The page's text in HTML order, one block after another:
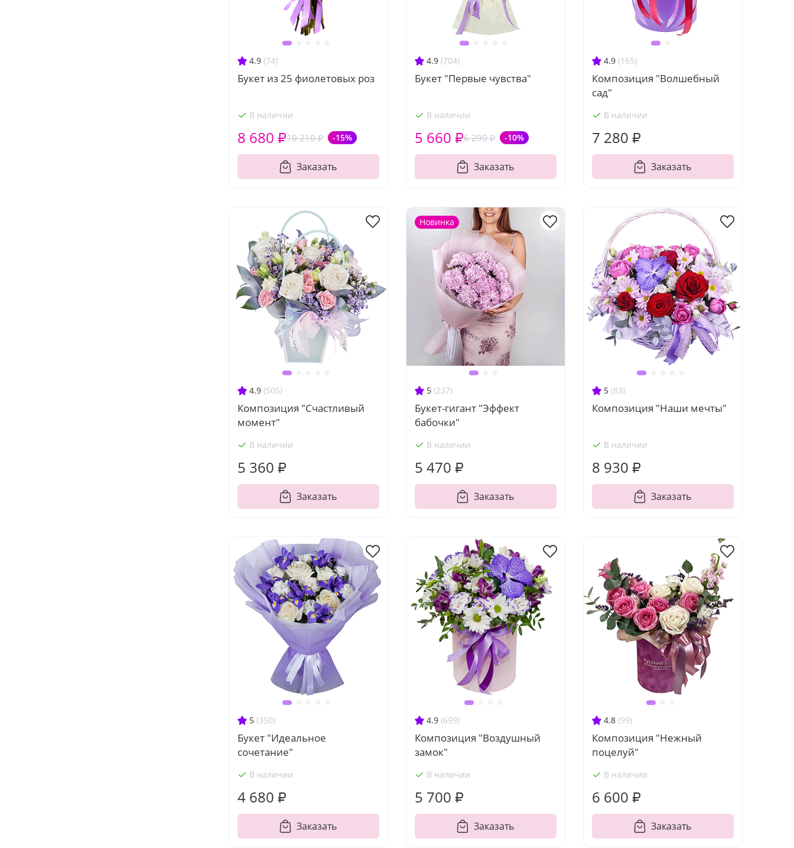
4.9 (74)
Букет из 25 фиолетовых роз
В наличии
10 210 ₽ -15%
8 680 ₽
Заказать
4.9 (704)
Букет "Первые чувства"
В наличии
6 290 ₽ -10%
5 660 ₽
Заказать
4.9 (165)
Композиция "Волшебный
сад"
В наличии
7 280 ₽
Заказать
4.9 (505)
Композиция "Счастливый
момент"
В наличии
5 360 ₽
Заказать
5 (237)
Букет-гигант "Эффект
бабочки"
В наличии
5 470 ₽
Заказать
Новинка
5 (83)
Композиция "Наши мечты"
В наличии
8 930 ₽
Заказать
5 (350)
Букет "Идеальное
сочетание"
В наличии
4 680 ₽
Заказать
4.9 (699)
Композиция "Воздушный
замок"
В наличии
5 700 ₽
Заказать
4.8 (99)
Композиция "Нежный
поцелуй"
В наличии
6 600 ₽
Заказать